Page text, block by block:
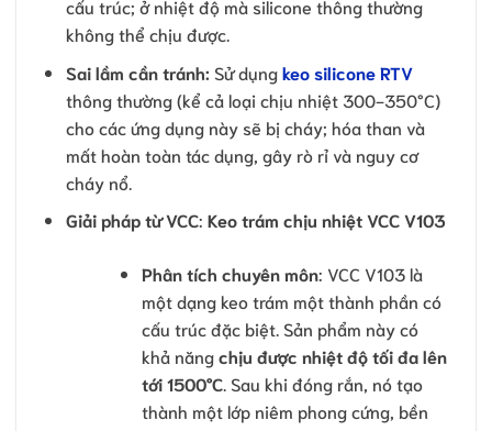
cấu trúc; ở nhiệt độ mà silicone thông thường
không thể chịu được.
Sai lầm cần tránh: Sử dụngkeo silicone RTV
thông thường (kể cả loại chịu nhiệt 300-350°C)
cho các ứng dụng này sẽ bị cháy; hóa than và
mất hoàn toàn tác dụng, gây rò rỉ và nguy cơ
cháy nổ.
Giải pháp từ VCC: Keo trám chịu nhiệt VCC V103
Phân tích chuyên môn: VCC V103 là
một dạng keo trám một thành phần có
cấu trúc đặc biệt. Sản phẩm này có
khả năngchịu được nhiệt độ tối đa lên
tới 1500°C. Sau khi đóng rắn, nó tạo
thành một lớp niêm phong cứng, bền